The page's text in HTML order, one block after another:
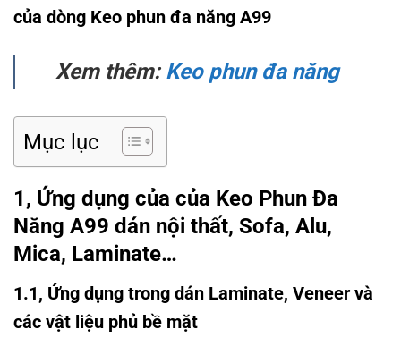
của dòng Keo phun đa năng A99
Xem thêm: Keo phun đa năng
Mục lục
1, Ứng dụng của của Keo Phun Đa
Năng A99 dán nội thất, Sofa, Alu,
Mica, Laminate…
1.1, Ứng dụng trong dán Laminate, Veneer và
các vật liệu phủ bề mặt